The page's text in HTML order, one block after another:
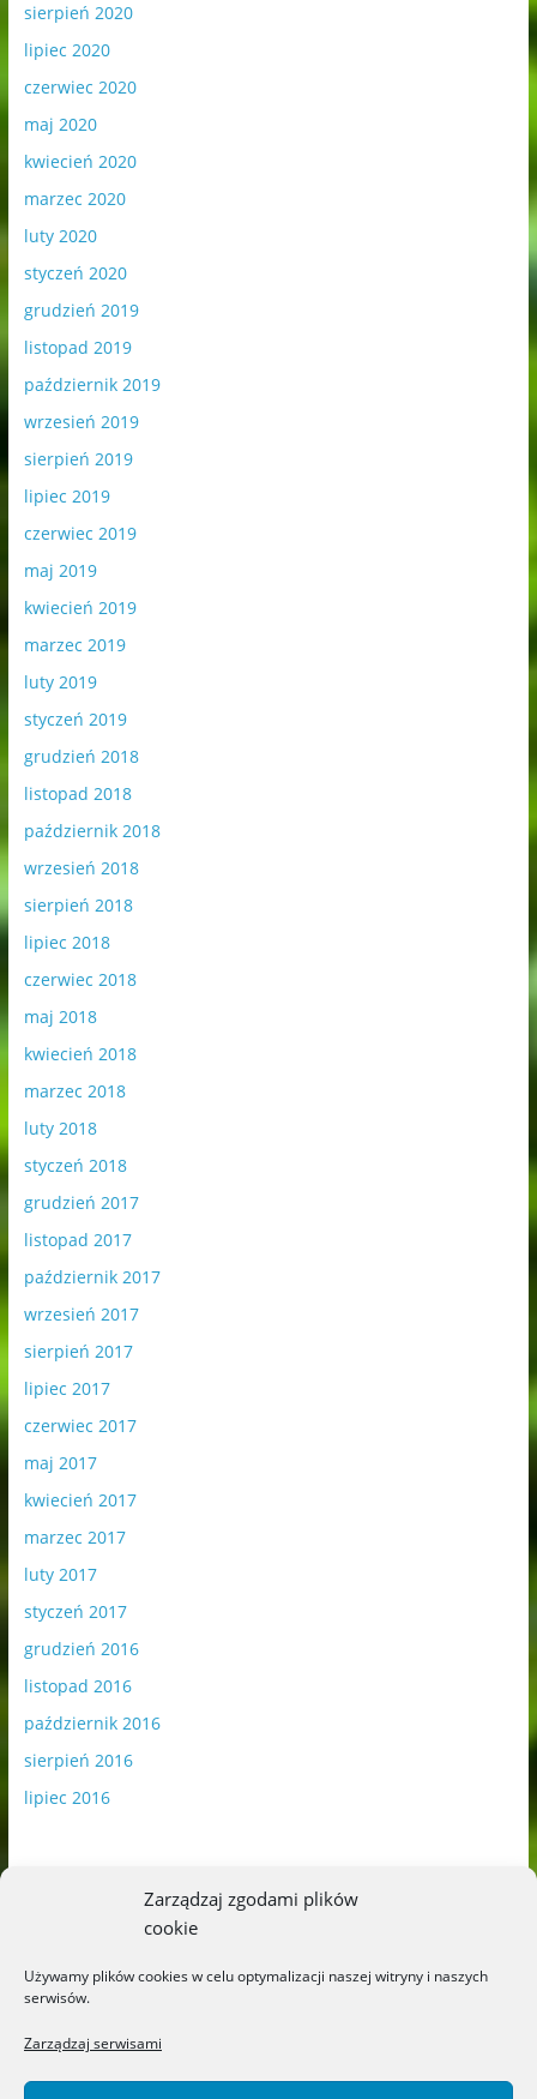
Zarządzaj zgodami plików
cookie
Używamy plików cookies w celu optymalizacji naszej witryny i naszych
serwisów.
Zarządzaj serwisami
sierpień 2020
lipiec 2020
czerwiec 2020
maj 2020
kwiecień 2020
marzec 2020
luty 2020
styczeń 2020
grudzień 2019
listopad 2019
październik 2019
wrzesień 2019
sierpień 2019
lipiec 2019
czerwiec 2019
maj 2019
kwiecień 2019
marzec 2019
luty 2019
styczeń 2019
grudzień 2018
listopad 2018
październik 2018
wrzesień 2018
sierpień 2018
lipiec 2018
czerwiec 2018
maj 2018
kwiecień 2018
marzec 2018
luty 2018
styczeń 2018
grudzień 2017
listopad 2017
październik 2017
wrzesień 2017
sierpień 2017
lipiec 2017
czerwiec 2017
maj 2017
kwiecień 2017
marzec 2017
luty 2017
styczeń 2017
grudzień 2016
listopad 2016
październik 2016
sierpień 2016
lipiec 2016